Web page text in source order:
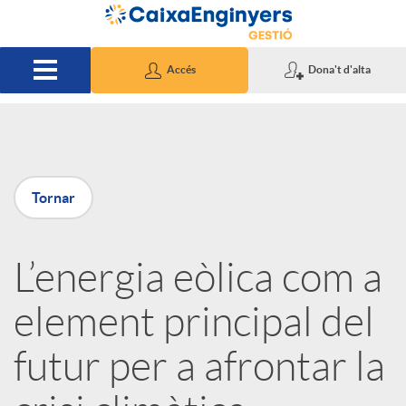
Salta al contingut principal
Accés Dona't d'alta
P
u
b
l
Tornar
L’energia eòlica com a
element principal del
futur per a afrontar la